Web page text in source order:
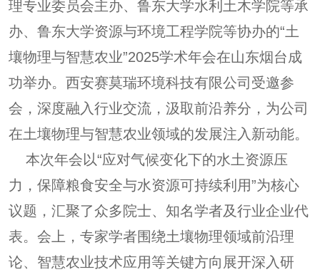
理专业委员会主办、鲁东大学水利土木学院等承
办、鲁东大学资源与环境工程学院等协办的“土
壤物理与智慧农业”2025学术年会在山东烟台成
功举办。西安赛莫瑞环境科技有限公司受邀参
会，深度融入行业交流，汲取前沿养分，为公司
在土壤物理与智慧农业领域的发展注入新动能。
本次年会以“应对气候变化下的水土资源压
力，保障粮食安全与水资源可持续利用”为核心
议题，汇聚了众多院士、知名学者及行业企业代
表。会上，专家学者围绕土壤物理领域前沿理
论、智慧农业技术应用等关键方向展开深入研